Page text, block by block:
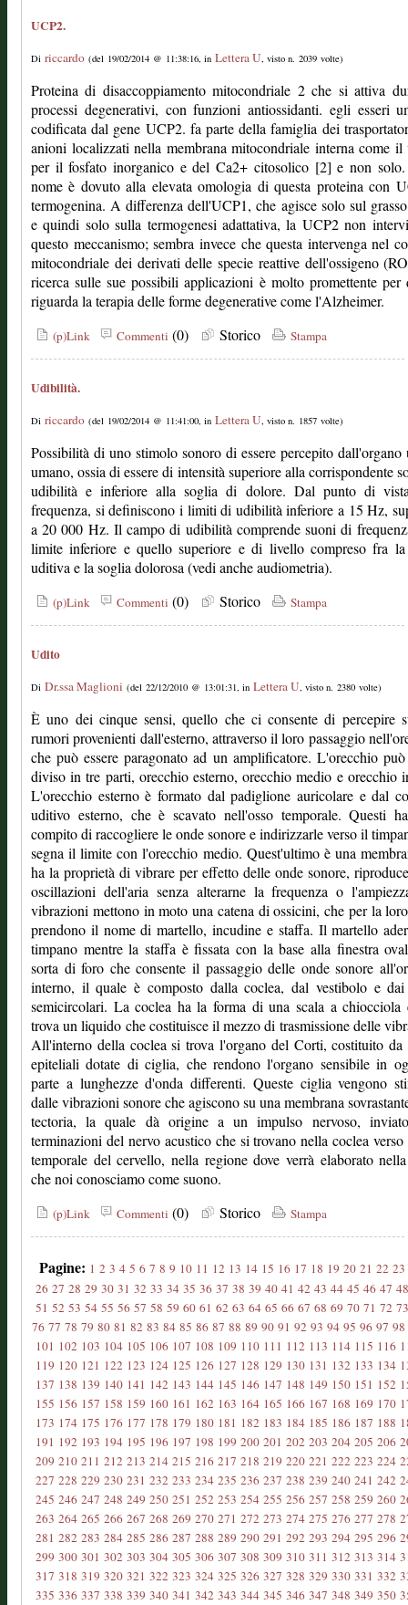
UCP2.
Di riccardo (del 19/02/2014 @ 11:38:16, in Lettera U, visto n. 2039 volte)
Proteina di disaccoppiamento mitocondriale 2 che si attiva
processi degenerativi, con funzioni antiossidanti. egli esseri
codificata dal gene UCP2. fa parte della famiglia dei
anioni localizzati nella membrana mitocondriale interna come il
per il fosfato inorganico e del Ca2+ citosolico [2] e non
nome è dovuto alla elevata omologia di questa proteina con
termogenina. A differenza dell'UCP1, che agisce solo sul
e quindi solo sulla termogenesi adattativa, la UCP2 non
questo meccanismo; sembra invece che questa intervenga nel
mitocondriale dei derivati ​​delle specie reattive dell'ossigeno
ricerca sulle sue possibili applicazioni è molto promettente per
riguarda la terapia delle forme degenerative come l'Alzheimer.
(p)Link Commenti (0) Storico Stampa
Udibilità.
Di riccardo (del 19/02/2014 @ 11:41:00, in Lettera U, visto n. 1857 volte)
Possibilità di uno stimolo sonoro di essere percepito dall'organo
umano, ossia di essere di intensità superiore alla corrispondente
udibilità e inferiore alla soglia di dolore. Dal punto di
frequenza, si definiscono i limiti di udibilità inferiore a 15 Hz,
a 20 000 Hz. Il campo di udibilità comprende suoni di
limite inferiore e quello superiore e di livello compreso fra
uditiva e la soglia dolorosa (vedi anche audiometria).
(p)Link Commenti (0) Storico Stampa
Udito
Di Dr.ssa Maglioni (del 22/12/2010 @ 13:01:31, in Lettera U, visto n. 2380 volte)
È uno dei cinque sensi, quello che ci consente di percepire
rumori provenienti dall'esterno, attraverso il loro passaggio
che può essere paragonato ad un amplificatore. L'orecchio può
diviso in tre parti, orecchio esterno, orecchio medio e orecchio
L'orecchio esterno è formato dal padiglione auricolare e dal
uditivo esterno, che è scavato nell'osso temporale. Questi
compito di raccogliere le onde sonore e indirizzarle verso il
segna il limite con l'orecchio medio. Quest'ultimo è una
ha la proprietà di vibrare per effetto delle onde sonore,
oscillazioni dell'aria senza alterarne la frequenza o
vibrazioni mettono in moto una catena di ossicini, che per la
prendono il nome di martello, incudine e staffa. Il martello
timpano mentre la staffa è fissata con la base alla finestra
sorta di foro che consente il passaggio delle onde sonore
interno, il quale è composto dalla coclea, dal vestibolo e
semicircolari. La coclea ha la forma di una scala a
trova un liquido che costituisce il mezzo di trasmissione delle
All'interno della coclea si trova l'organo del Corti, costituito da
epiteliali dotate di ciglia, che rendono l'organo sensibile in
parte a lunghezze d'onda differenti. Queste ciglia vengono
dalle vibrazioni sonore che agiscono su una membrana
tectoria, la quale dà origine a un impulso nervoso,
terminazioni del nervo acustico che si trovano nella coclea
temporale del cervello, nella regione dove verrà elaborato
che noi conosciamo come suono.
(p)Link Commenti (0) Storico Stampa
Pagine: 1 2 3 4 5 6 7 8 9 10 11 12 13 14 15 16 17 18 19 20 21 22 23
26 27 28 29 30 31 32 33 34 35 36 37 38 39 40 41 42 43 44 45 46 47 48
51 52 53 54 55 56 57 58 59 60 61 62 63 64 65 66 67 68 69 70 71 72 73
76 77 78 79 80 81 82 83 84 85 86 87 88 89 90 91 92 93 94 95 96 97 98
101 102 103 104 105 106 107 108 109 110 111 112 113 114 115 116
119 120 121 122 123 124 125 126 127 128 129 130 131 132 133 134
137 138 139 140 141 142 143 144 145 146 147 148 149 150 151 152
155 156 157 158 159 160 161 162 163 164 165 166 167 168 169 170
173 174 175 176 177 178 179 180 181 182 183 184 185 186 187 188
191 192 193 194 195 196 197 198 199 200 201 202 203 204 205 206
209 210 211 212 213 214 215 216 217 218 219 220 221 222 223 224
227 228 229 230 231 232 233 234 235 236 237 238 239 240 241 242
245 246 247 248 249 250 251 252 253 254 255 256 257 258 259 260
263 264 265 266 267 268 269 270 271 272 273 274 275 276 277 278
281 282 283 284 285 286 287 288 289 290 291 292 293 294 295 296
299 300 301 302 303 304 305 306 307 308 309 310 311 312 313 314
317 318 319 320 321 322 323 324 325 326 327 328 329 330 331 332
335 336 337 338 339 340 341 342 343 344 345 346 347 348 349 350